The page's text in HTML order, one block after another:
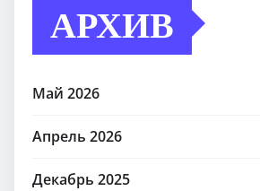
АРХИВ
Май 2026
Апрель 2026
Декабрь 2025